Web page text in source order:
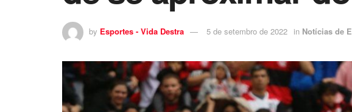
by Esportes - Vida Destra 5 de setembro de 2022 in Notícias de